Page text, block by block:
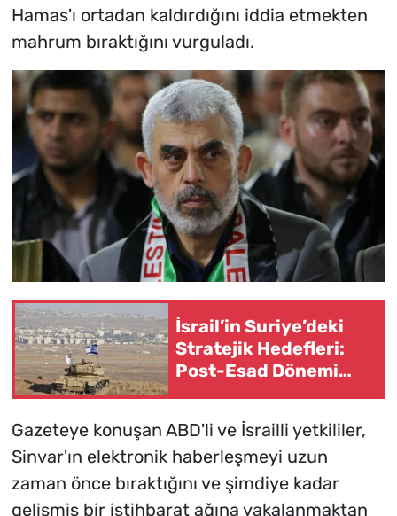
Hamas'ı ortadan kaldırdığını iddia etmekten
mahrum bıraktığını vurguladı.
İsrail’in Suriye’deki
Stratejik Hedefleri:
Post-Esad Dönemi
Gazeteye konuşan ABD'li ve İsrailli yetkililer,
Sinvar'ın elektronik haberleşmeyi uzun
zaman önce bıraktığını ve şimdiye kadar
gelişmiş bir istihbarat ağına yakalanmaktan